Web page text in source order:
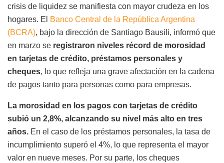
crisis de liquidez se manifiesta con mayor crudeza en los
hogares. El
Banco Central de la República Argentina
(BCRA), bajo la dirección de Santiago Bausili, informó que
en marzo se registraron niveles récord de morosidad
en tarjetas de crédito, préstamos personales y
cheques, lo que refleja una grave afectación en la cadena
de pagos tanto para personas como para empresas.
La morosidad en los pagos con tarjetas de crédito
subió un 2,8%, alcanzando su nivel más alto en tres
años. En el caso de los préstamos personales, la tasa de
incumplimiento superó el 4%, lo que representa el mayor
valor en nueve meses. Por su parte, los cheques